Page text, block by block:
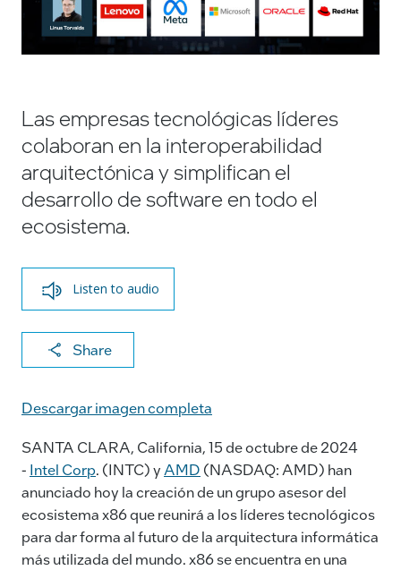
Las empresas tecnológicas líderes
colaboran en la interoperabilidad
arquitectónica y simplifican el
desarrollo de software en todo el
ecosistema.
Listen to audio
Share
X
a
c
e
b
o
o
k
k
e
dI
n
ai
y
Li
n
k
Descargar imagen completa
SANTA CLARA, California, 15 de octubre de 2024
- Intel Corp. (INTC) y AMD (NASDAQ: AMD) han
anunciado hoy la creación de un grupo asesor del
ecosistema x86 que reunirá a los líderes tecnológicos
para dar forma al futuro de la arquitectura informática
más utilizada del mundo. x86 se encuentra en una